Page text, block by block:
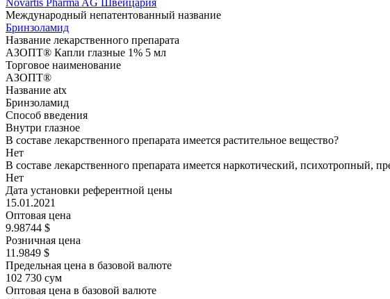
Novartis Pharma AG Швейцария
Международный непатентованный название
Бринзоламид
Название лекарственного препарата
АЗОПТ® Капли глазные 1% 5 мл
Торговое наименование
АЗОПТ®
Название atx
Бринзоламид
Способ введения
Внутри глазное
В составе лекарственного препарата имеется растительное вещество?
Нет
В составе лекарственного препарата имеется наркотический, психотропный,
Нет
Дата установки референтной цены
15.01.2021
Оптовая цена
9.98744 $
Розничная цена
11.9849 $
Предельная цена в базовой валюте
102 730 сум
Оптовая цена в базовой валюте